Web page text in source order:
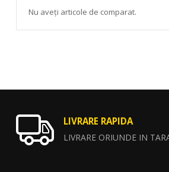
Nu aveți articole de comparat.
LIVRARE RAPIDA
LIVRARE ORIUNDE IN